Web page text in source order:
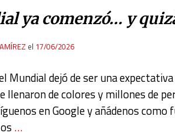
ya comenzó… y
el 17/06/2026
Mundial dejó de ser una
llenaron de colores y millones de
en Google y añádenos
…
actively requested